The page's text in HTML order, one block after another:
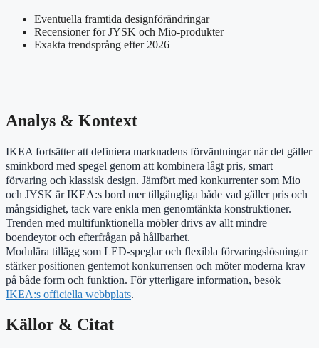
Eventuella framtida designförändringar
Recensioner för JYSK och Mio-produkter
Exakta trendsprång efter 2026
Analys & Kontext
IKEA fortsätter att definiera marknadens förväntningar när det gäller
sminkbord med spegel genom att kombinera lågt pris, smart
förvaring och klassisk design. Jämfört med konkurrenter som Mio
och JYSK är IKEA:s bord mer tillgängliga både vad gäller pris och
mångsidighet, tack vare enkla men genomtänkta konstruktioner.
Trenden med multifunktionella möbler drivs av allt mindre
boendeytor och efterfrågan på hållbarhet.
Modulära tillägg som LED-speglar och flexibla förvaringslösningar
stärker positionen gentemot konkurrensen och möter moderna krav
på både form och funktion. För ytterligare information, besök
IKEA:s officiella webbplats.
Källor & Citat